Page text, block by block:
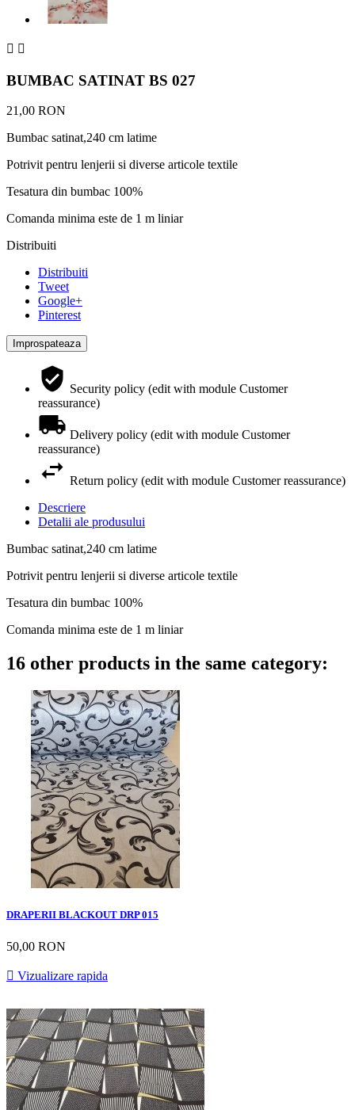
 
BUMBAC SATINAT BS 027
21,00 RON
Bumbac satinat,240 cm latime
Potrivit pentru lenjerii si diverse articole textile
Tesatura din bumbac 100%
Comanda minima este de 1 m liniar
Distribuiti
Distribuiti
Tweet
Google+
Pinterest
Security policy (edit with module Customer
reassurance)
Delivery policy (edit with module Customer
reassurance)
Return policy (edit with module Customer reassurance)
Descriere
Detalii ale produsului
Bumbac satinat,240 cm latime
Potrivit pentru lenjerii si diverse articole textile
Tesatura din bumbac 100%
Comanda minima este de 1 m liniar
16 other products in the same category:
DRAPERII BLACKOUT DRP 015
50,00 RON
 Vizualizare rapida